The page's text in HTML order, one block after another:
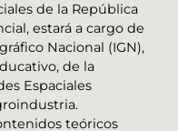
de la República
estará a cargo de
Nacional (IGN),
de la
Espaciales
teóricos